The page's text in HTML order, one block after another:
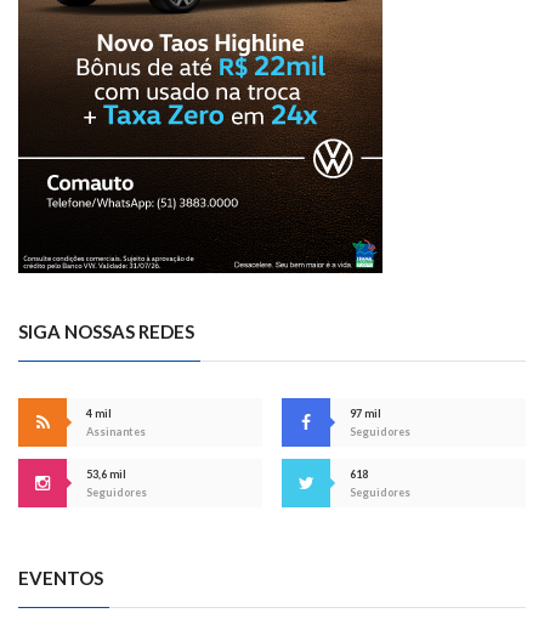
SIGA NOSSAS REDES
4 mil
Assinantes
97 mil
Seguidores
53,6 mil
Seguidores
618
Seguidores
EVENTOS